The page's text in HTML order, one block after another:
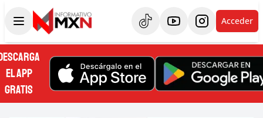
Acceder
EL APP
GRATIS